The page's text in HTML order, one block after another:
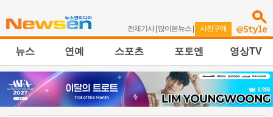
전체기사| 많이본뉴스 | 사진구매
뉴스 연예 스포츠 포토엔 영상TV